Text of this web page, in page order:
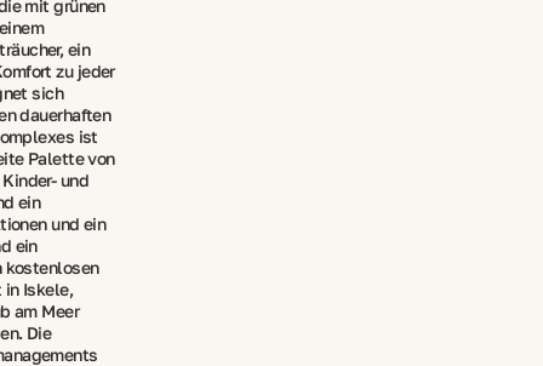
mit grünen
ein
zu jeder
sich
dauerhaften
ist
Palette von
und
ein
und ein
ein
kostenlosen
in Iskele,
am Meer
Die